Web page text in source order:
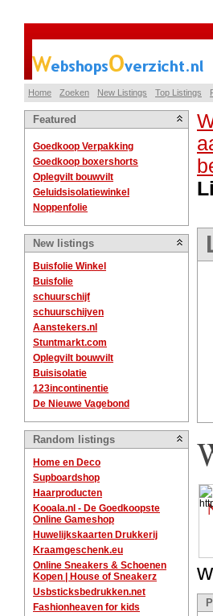
Home Zoeken New Listings Top Listings
Featured
Goedkoop Verpakking
Goedkoop boxershorts
Oplegvilt bouwvilt
Geluidsisolatiewinkel
Noppenfolie
New listings
Buisfolie Winkel
Buisfolie
schuurschijf
schuurschijven
Aanstekers.nl
Stuntmarkt.com
Oplegvilt bouwvilt
Buisisolatie
123incontinentie
De Nieuwe Vagebond
Random listings
Home en Deco
Supboardshop
Haarproducten
Kooala.nl - De Goedkoopste
Online Gameshop
Huwelijkskaarten Drukkerij
Kraamgeschenk.eu
Online Sneakers & Schoenen
Kopen | House of Sneakerz
Usbsticksbedrukken.net
Fashionheaven for kids